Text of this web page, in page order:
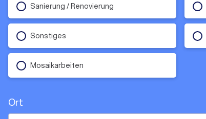
Sanierung / Renovierung
Sonstiges
Mosaikarbeiten
Ort